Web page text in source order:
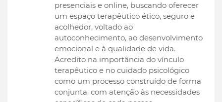
presenciais e online, buscando oferecer
um espaço terapêutico ético, seguro e
acolhedor, voltado ao
autoconhecimento, ao desenvolvimento
emocional e à qualidade de vida.
Acredito na importância do vínculo
terapêutico e no cuidado psicológico
como um processo construído de forma
conjunta, com atenção às necessidades